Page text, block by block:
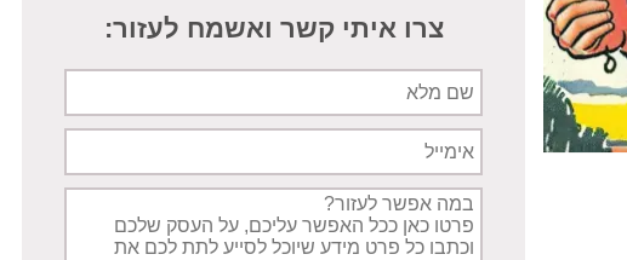
צרו איתי קשר ואשמח לעזור:
מלא
תיאור
הפניה